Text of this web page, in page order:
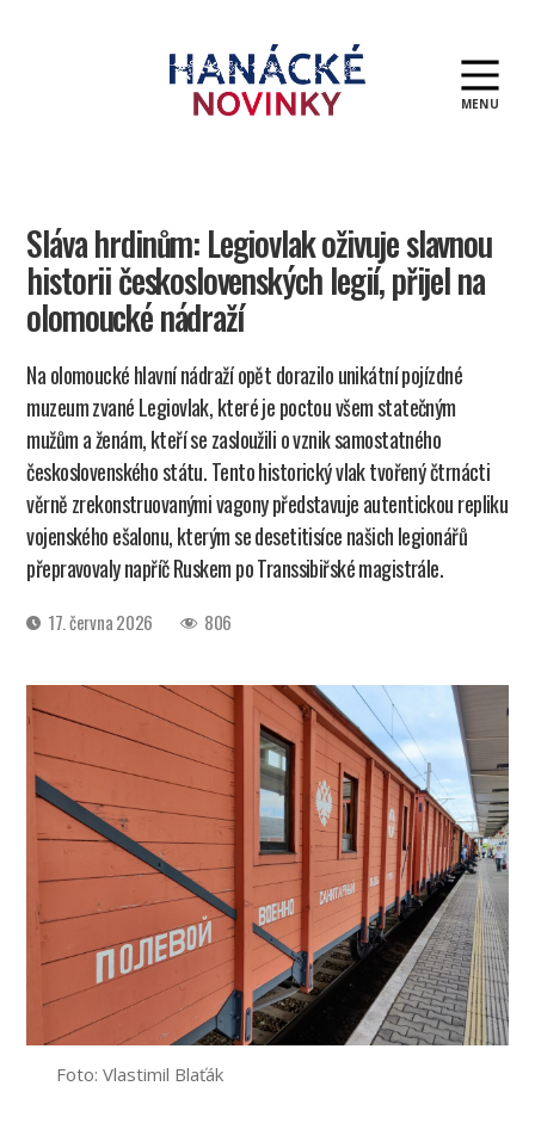
MENU
Sláva hrdinům: Legiovlak oživuje slavnou
historii československých legií, přijel na
olomoucké nádraží
Na olomoucké hlavní nádraží opět dorazilo unikátní pojízdné
muzeum zvané Legiovlak, které je poctou všem statečným
mužům a ženám, kteří se zasloužili o vznik samostatného
československého státu. Tento historický vlak tvořený čtrnácti
věrně zrekonstruovanými vagony představuje autentickou repliku
vojenského ešalonu, kterým se desetitisíce našich legionářů
přepravovaly napříč Ruskem po Transsibiřské magistrále.
Datum17. června 2026 806
Foto: Vlastimil Blaťák